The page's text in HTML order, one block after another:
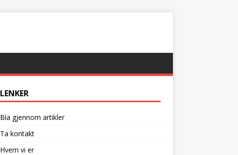
LENKER
Bla gjennom artikler
Ta kontakt
Hvem vi er